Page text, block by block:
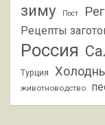
зиму
Пост
Рецепты
Россия
Турция
животноводство